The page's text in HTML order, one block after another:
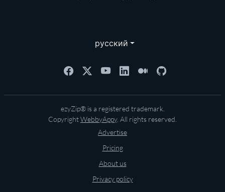
русский
ezyZip® is a registered trademark.
CopyrightWebbyAppy. All rights reserved.
Advertise
Pricing
About us
Privacy policy